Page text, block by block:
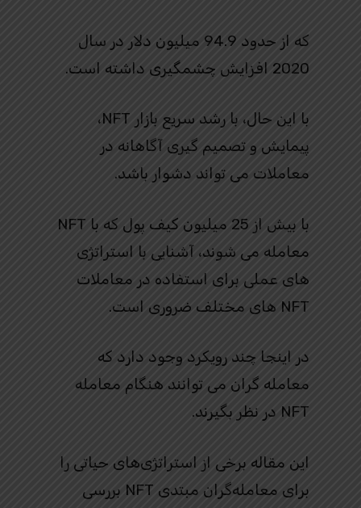
که از حدود 94.9 میلیون دلار در سال
2020 افزایش چشمگیری داشته است.
با این حال، با رشد سریع بازار NFT،
پیمایش و تصمیم گیری آگاهانه در
معاملات می تواند دشوار باشد.
با بیش از 25 میلیون کیف پول که با NFT
معامله می شوند، آشنایی با استراتژی
های عملی برای استفاده در معاملات
NFT های مختلف ضروری است.
در اینجا چند رویکرد وجود دارد که
معامله گران می توانند هنگام معامله
NFT در نظر بگیرند.
این مقاله برخی از استراتژی‌های حیاتی را
برای معامله‌گران مبتدی NFT بررسی